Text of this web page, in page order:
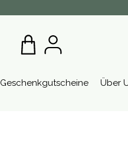
Geschenkgutscheine Über